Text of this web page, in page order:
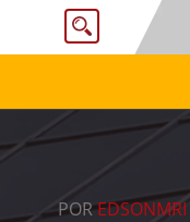
POREDSONMRI